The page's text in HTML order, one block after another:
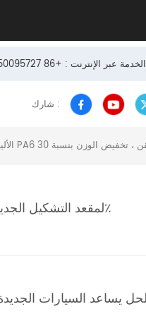
24 × 7 الخدمة عبر الإنترنت : +86 13950095727
شارك :
الألياف الزجاجية المقواة بـ PA6 لمقعد التشكيل الجديد بالحقن ، تخفيض الوزن بنسبة 30٪